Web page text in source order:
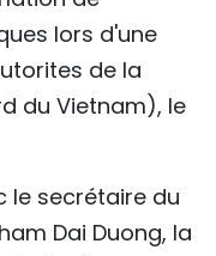
lors d'une
de la
du Vietnam), le
le secrétaire du
Dai Duong, la